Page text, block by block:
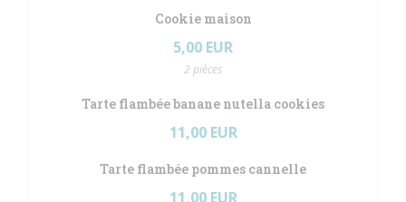
Cookie maison
5,00 EUR
2 pièces
Tarte flambée banane nutella cookies
11,00 EUR
Tarte flambée pommes cannelle
11,00 EUR